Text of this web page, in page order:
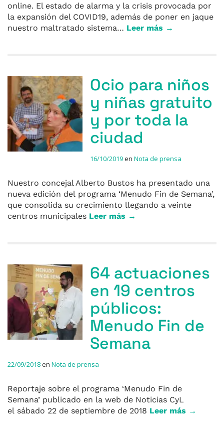
online. El estado de alarma y la crisis provocada por
la expansión del COVID19, además de poner en jaque
nuestro maltratado sistema… Leer más →
Ocio para niños
y niñas gratuito
y por toda la
ciudad
16/10/2019en Nota de prensa
Nuestro concejal Alberto Bustos ha presentado una
nueva edición del programa ‘Menudo Fin de Semana’,
que consolida su crecimiento llegando a veinte
centros municipales Leer más →
64 actuaciones
en 19 centros
públicos:
Menudo Fin de
Semana
22/09/2018en Nota de prensa
Reportaje sobre el programa ‘Menudo Fin de
Semana’ publicado en la web de Noticias CyL
el sábado 22 de septiembre de 2018 Leer más →